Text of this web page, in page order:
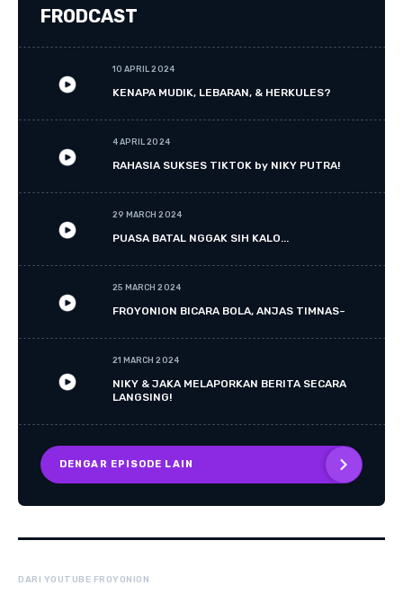
FRODCAST
10 APRIL 2024
KENAPA MUDIK, LEBARAN, & HERKULES?
4 APRIL 2024
RAHASIA SUKSES TIKTOK by NIKY PUTRA!
29 MARCH 2024
PUASA BATAL NGGAK SIH KALO...
25 MARCH 2024
FROYONION BICARA BOLA, ANJAS TIMNAS~
21 MARCH 2024
NIKY & JAKA MELAPORKAN BERITA SECARA
LANGSING!
DENGAR EPISODE LAIN
DARI YOUTUBE FROYONION